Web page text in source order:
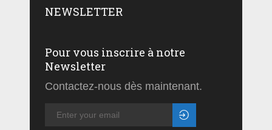
NEWSLETTER
Pour vous inscrire à notre
Newsletter
Contactez-nous dès maintenant.